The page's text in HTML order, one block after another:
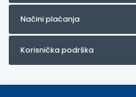
Načini plaćanja
Korisnička podrška